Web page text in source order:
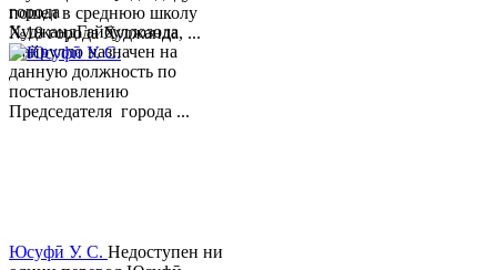
города
ХуджандГайбуллозода
Хайрулло назначен на
данную должность по
постановлению
Председателя города ...
пошел в среднюю школу
№18 города Худжанда, ...
Юсуфӣ У. C. Недоступен ни